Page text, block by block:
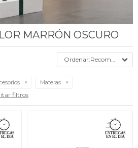
MARRÓN OSCURO
Recomendados
Materas
filtros